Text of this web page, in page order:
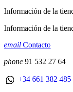
Información de la
Información de la
email Contacto
phone 91 532 27 64
+34 661 382 485